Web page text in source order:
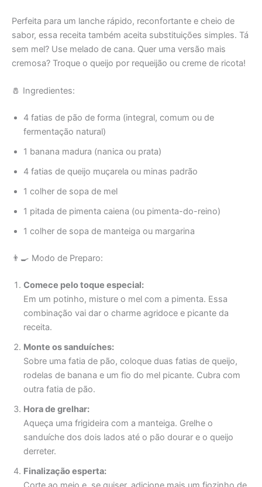
Perfeita para um lanche rápido, reconfortante e cheio de
sabor, essa receita também aceita substituições simples. Tá
sem mel? Use melado de cana. Quer uma versão mais
cremosa? Troque o queijo por requeijão ou creme de ricota!
🧂 Ingredientes:
4 fatias de pão de forma (integral, comum ou de
fermentação natural)
1 banana madura (nanica ou prata)
4 fatias de queijo muçarela ou minas padrão
1 colher de sopa de mel
1 pitada de pimenta caiena (ou pimenta-do-reino)
1 colher de sopa de manteiga ou margarina
👨‍🍳 Modo de Preparo:
Comece pelo toque especial:
Em um potinho, misture o mel com a pimenta. Essa
combinação vai dar o charme agridoce e picante da
receita.
Monte os sanduíches:
Sobre uma fatia de pão, coloque duas fatias de queijo,
rodelas de banana e um fio do mel picante. Cubra com
outra fatia de pão.
Hora de grelhar:
Aqueça uma frigideira com a manteiga. Grelhe o
sanduíche dos dois lados até o pão dourar e o queijo
derreter.
Finalização esperta: